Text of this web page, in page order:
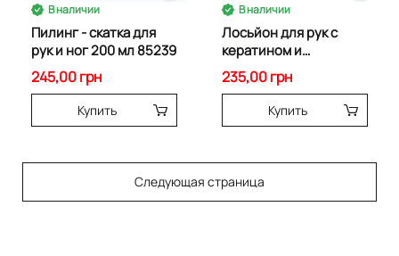
В наличии
Пилинг - скатка для
рук и ног 200 мл 85239
245,00 грн
Купить
В наличии
Лосьйон для рук с
кератином и
екстрактом
грейпфрута 250 мл.
235,00 грн
Купить
Следующая страница